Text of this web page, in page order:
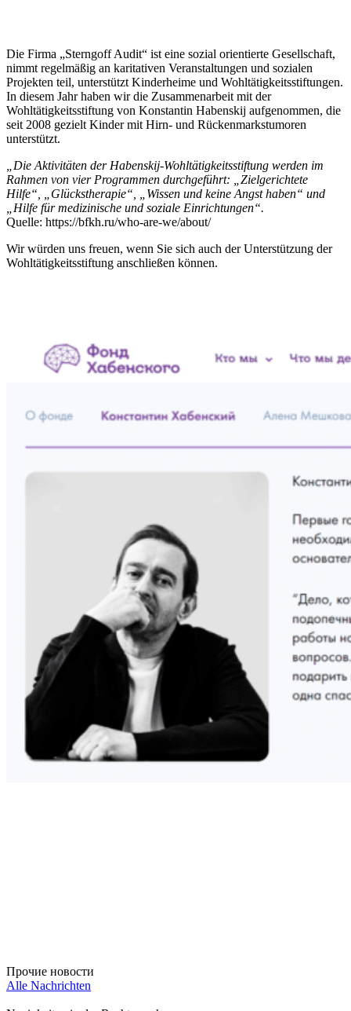
Die Firma „Sterngoff Audit“ ist eine sozial orientierte Gesellschaft,
nimmt regelmäßig an karitativen Veranstaltungen und sozialen
Projekten teil, unterstützt Kinderheime und Wohltätigkeitsstiftungen.
In diesem Jahr haben wir die Zusammenarbeit mit der
Wohltätigkeitsstiftung von Konstantin Habenskij aufgenommen, die
seit 2008 gezielt Kinder mit Hirn- und Rückenmarkstumoren
unterstützt.
„Die Aktivitäten der Habenskij-Wohltätigkeitsstiftung werden im
Rahmen von vier Programmen durchgeführt: „Zielgerichtete
Hilfe“, „Glückstherapie“, „Wissen und keine Angst haben“ und
„Hilfe für medizinische und soziale Einrichtungen“.
Quelle: https://bfkh.ru/who-are-we/about/
Wir würden uns freuen, wenn Sie sich auch der Unterstützung der
Wohltätigkeitsstiftung anschließen können.
Прочие новости
Alle Nachrichten